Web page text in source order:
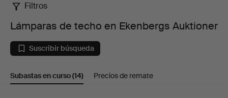
Lámparas
de
techo
en
Filtros
Lámparas de techo en Ekenbergs Auktioner
Suscribir búsqueda
Subastas en curso(14) Precios de remate